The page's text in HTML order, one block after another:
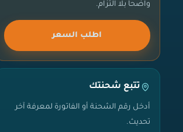
واضحاً بلا التزام.
اطلب السعر
تتبع شحنتك
أدخل رقم الشحنة أو الفاتورة لمعرفة آخر
تحديث.